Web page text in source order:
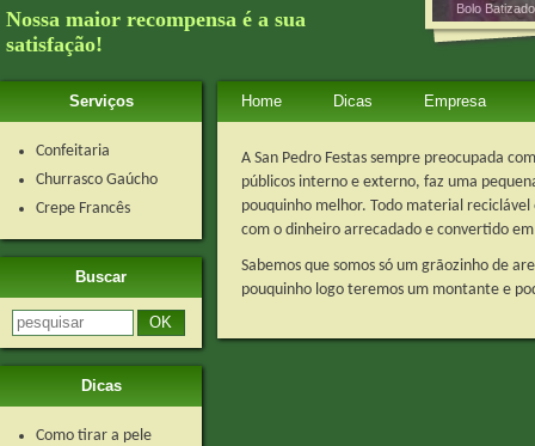
Nossa maior recompensa é a sua
satisfação!
Bolo Batizado
Home Dicas Empresa
A San Pedro Festas sempre preocupada
públicos interno e externo, faz uma
pouquinho melhor. Todo material
com o dinheiro arrecadado e convertido
Sabemos que somos só um grãozinho de
pouquinho logo teremos um montante e
Serviços
Confeitaria
Churrasco Gaúcho
Crepe Francês
Buscar
Dicas
Como tirar a pele